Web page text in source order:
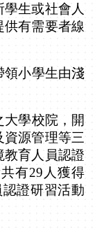
生或社會人
供有需要者線
領小學生由淺
學校院，開
源管理等三
教育人員認證
有29 人獲得
證研習活動